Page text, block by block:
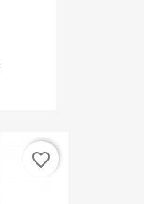
favorite_border